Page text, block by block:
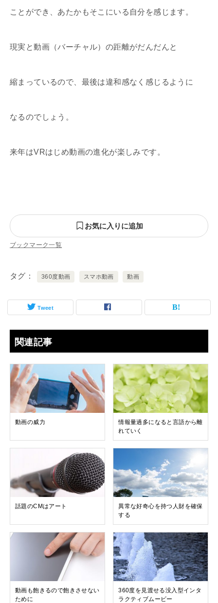
ことができ、あたかもそこにいる自分を感じます。
現実と動画（バーチャル）の距離がだんだんと
縮まっているので、最後は違和感なく感じるように
なるのでしょう。
来年はVRはじめ動画の進化が楽しみです。
お気に入りに追加
ブックマーク一覧
タグ 360度動画 スマホ動画 動画
Tweet
関連記事
動画の威力
情報量過多になると言語から離
れていく
話題のCMはアート
異常な好奇心を持つ人財を確保
する
動画も飽きるので飽きさせない
ために
360度を見渡せる没入型インタ
ラクティブムービー